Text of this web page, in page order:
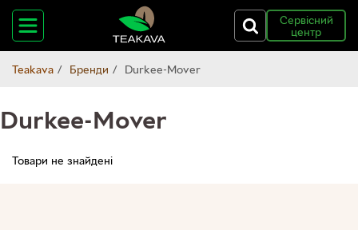
Сервісний
центр
Teakava Бренди Durkee-Mover
Durkee-Mover
Товари не знайдені